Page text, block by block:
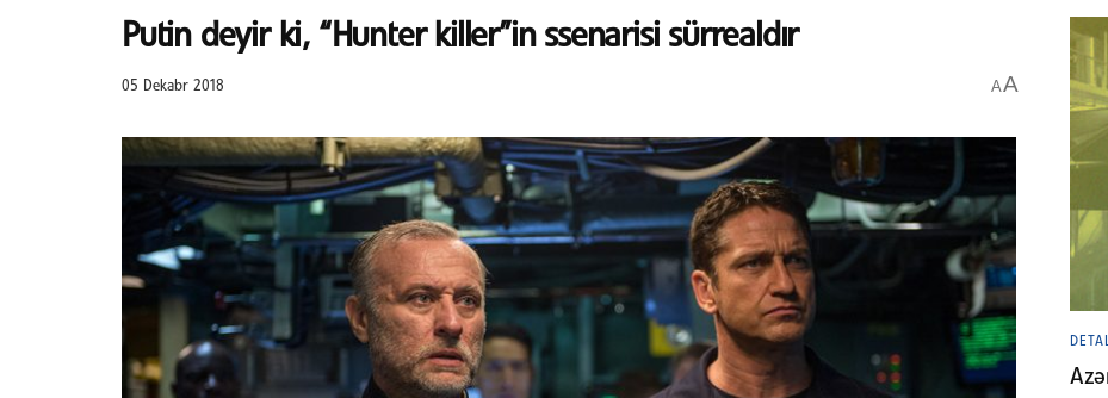
Putin deyir ki, “Hunter killer”in ssenarisi sürrealdır
05 Dekabr 2018 AA